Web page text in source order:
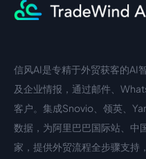
中文入口
信风AI是专精于外贸获客的AI
及企业情报，通过邮件、
客户。集成Snovio、领英、
数据，为阿里巴巴国际站、中
家，提供外贸流程全步骤支持